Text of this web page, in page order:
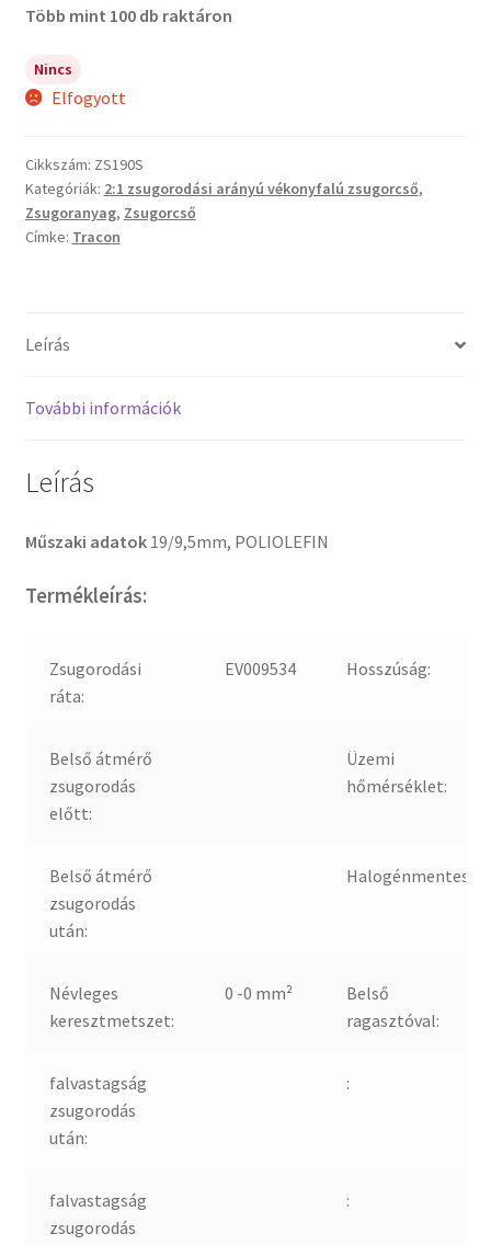
Több mint 100 db raktáron
Nincs
Elfogyott
Cikkszám: ZS190S
Kategóriák: 2:1 zsugorodási arányú vékonyfalú zsugorcső,
Zsugoranyag, Zsugorcső
Címke: Tracon
Leírás
További információk
Leírás
Műszaki adatok 19/9,5mm, POLIOLEFIN
Termékleírás:
Zsugorodási
ráta:
EV009534 Hosszúság:
Belső átmérő
zsugorodás
előtt:
Üzemi
hőmérséklet:
Belső átmérő
zsugorodás
után:
Halogénmentes:
Névleges
keresztmetszet:
0 -0 mm²
Belső
ragasztóval:
falvastagság
zsugorodás
után:
:
falvastagság
zsugorodás
: